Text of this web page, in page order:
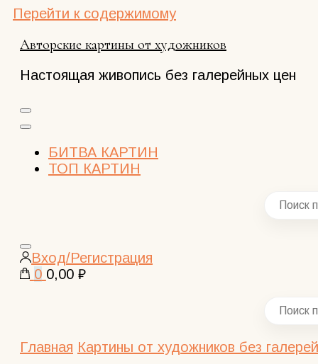
Перейти к содержимому
Авторские картины от художников
Настоящая живопись без галерейных цен
БИТВА КАРТИН
ТОП КАРТИН
Закрыть
поиск
Вход/Регистрация
0 0,00 ₽
Главная Картины от художников без